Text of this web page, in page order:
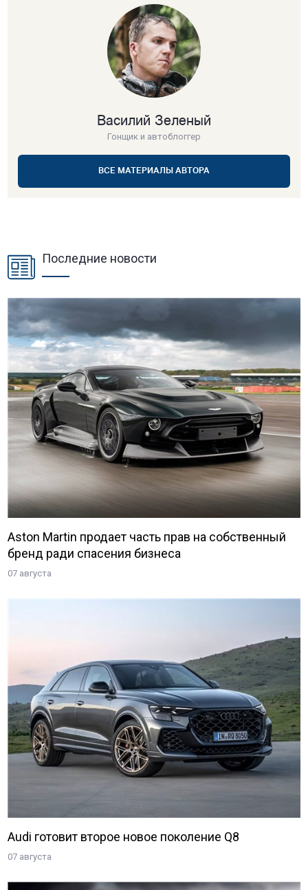
Василий Зеленый
Гонщик и автоблоггер
ВСЕ МАТЕРИАЛЫ АВТОРА
Последние новости
Aston Martin продает часть прав на собственный
бренд ради спасения бизнеса
07 августа
Audi готовит второе новое поколение Q8
07 августа